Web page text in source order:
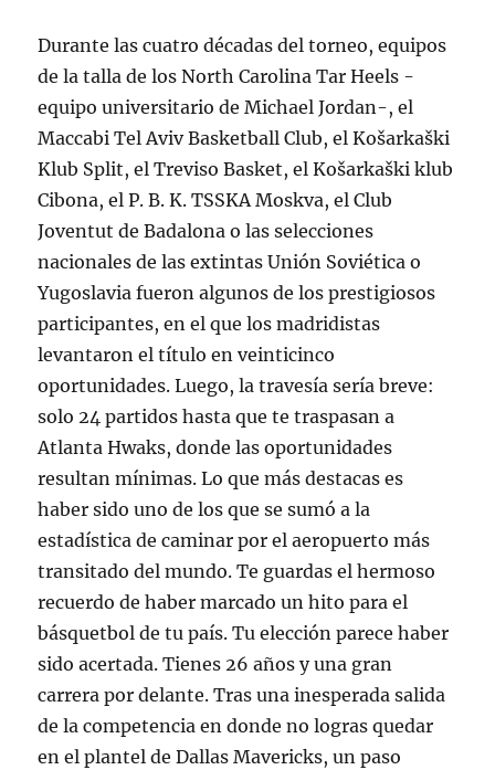
Durante las cuatro décadas del torneo, equipos
de la talla de los North Carolina Tar Heels -
equipo universitario de Michael Jordan-, el
Maccabi Tel Aviv Basketball Club, el Košarkaški
Klub Split, el Treviso Basket, el Košarkaški klub
Cibona, el P. B. K. TSSKA Moskva, el Club
Joventut de Badalona o las selecciones
nacionales de las extintas Unión Soviética o
Yugoslavia fueron algunos de los prestigiosos
participantes, en el que los madridistas
levantaron el título en veinticinco
oportunidades. Luego, la travesía sería breve:
solo 24 partidos hasta que te traspasan a
Atlanta Hwaks, donde las oportunidades
resultan mínimas. Lo que más destacas es
haber sido uno de los que se sumó a la
estadística de caminar por el aeropuerto más
transitado del mundo. Te guardas el hermoso
recuerdo de haber marcado un hito para el
básquetbol de tu país. Tu elección parece haber
sido acertada. Tienes 26 años y una gran
carrera por delante. Tras una inesperada salida
de la competencia en donde no logras quedar
en el plantel de Dallas Mavericks, un paso